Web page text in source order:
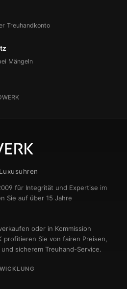
Treuhandkonto
Mängeln
für Integrität und Expertise im
Sie auf über 15 Jahre
oder in Kommission
profitieren Sie von fairen Preisen,
sicherem Treuhand-Service.